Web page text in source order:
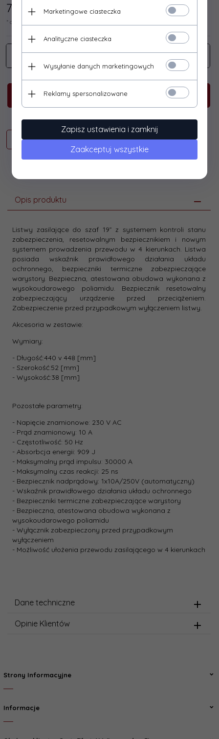
71, 54 / 88,00 PLN*
* cena netto / brutto
KUP TERAZ!
Opis produktu
Listwy zasilające do szaf 19” z systemem kontroli stanu
zabezpieczenia, resetowalnym bezpiecznikiem i nowym
systemem prowadzenia przewodu w 4 kierunkach. Listwa
posiada wskaźnik prawidłowego działania układu
ochronnego, bezpieczniki termiczne zabezpieczające
warystory. Bezpieczna, atestowana obudowa wykonana z
wysokoudarowego poliamidu. Bezpiecznik resetowalny
zabezpieczający urządzenie przed przeciążeniem.
Zabezpieczenie przed przypadkowym wyłączeniem listwy.
Akcesoria w zestawie:
Wymiary:
- Długość:440 v 448 [mm]
- Szerokość:52 [mm]
- Wysokość:38 [mm]
Pozostałe parametry:
- Napięcie znamionowe: 230 V AC
- Prąd znamionowy: 10 A
- Częstotliwość: 50 Hz
- Absorbcja energii: 909 J
- Maksymalny prąd impulsu: 30000 A
- Maksymalny czas reakcji: 25 ns
- Bezpiecznik nadprądowy: 1x10A/250V (automatyczny)
- Wskaźnik prawidłowego działania układu ochronnego
- Bezpieczniki termiczne zabezpieczające warystory
- Bezpieczna, atestowana obudowa wykonana z
wysokoudarowego poliamidu
- Wyłącznik zabezpieczony przed przypadkowym
wyłączeniem
- Możliwość ułożenia przewodu zasilającego w 4 kierunkach
Dane techniczne
Opinie Klientów
Strony Informacyjne
Informacje
Marketingowe ciasteczka
Analityczne ciasteczka
Wysyłanie danych marketingowych
Reklamy spersonalizowane
Zapisz ustawienia i zamknij
Zaakceptuj wszystkie